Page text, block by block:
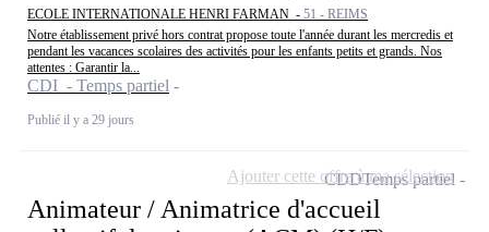
ECOLE INTERNATIONALE HENRI FARMAN - 51 - REIMS
Notre établissement privé hors contrat propose toute l'année durant les mercredis et
pendant les vacances scolaires des activités pour les enfants petits et grands. Nos
attentes : Garantir la...
CDI - Temps partiel
Publié il y a 29 jours
Animateur / Animatrice d'accueil
CDDTemps partiel
Ajouter cette offre à ma sélection